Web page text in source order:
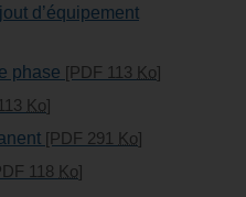
d’équipement
phase [PDF 113 Ko]
Ko]
[PDF 291 Ko]
118 Ko]